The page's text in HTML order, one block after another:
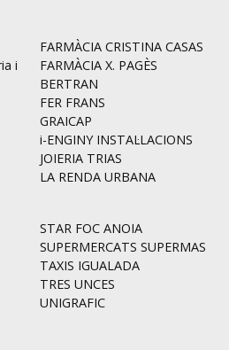
i
FARMÀCIA CRISTINA CASAS
FARMÀCIA X. PAGÈS
BERTRAN
FER FRANS
GRAICAP
i-ENGINY INSTAL·LACIONS
JOIERIA TRIAS
LA RENDA URBANA
STAR FOC ANOIA
SUPERMERCATS SUPERMAS
TAXIS IGUALADA
TRES UNCES
UNIGRAFIC